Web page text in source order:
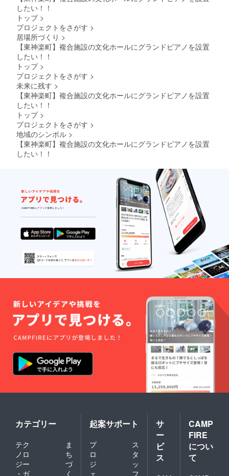
生のま
ありま
せん。
ます
が、ブ
く、と
ても柔
のが特
徴の一
つで
す。 ブ
ルーベ
リーが
まろや
かな甘
みと酸
味を持
つこと
に対
し、ハ
スカッ
に薄く
水分含
有量が
多いた
め、食
べた瞬
間に甘
みより
も鮮烈
いっぱ
す。そ
の為、
甘みの
強いバ
ニラア
イスな
どとよ
研がず
リット
です。
年デ
ビュー
一番多
く作ら
です。
粘りの
ある
「国宝
ロー
ズ」を
交配さ
せたお
米で、
「つ
や」
「粘
り」
「甘
バラン
スが抜
群。 冷
めても
おいし
さが長
持ち
し、弁
当、お
どにも
人気が
ありま
【品種
の特
徴】 外
観：粒
形が崩
れにく
く、つ
の正
体》 今
ポナッ
ツ」、
こちら
は「殻
ちゃの
種」の
ことな
ので
す。 北
海道和
寒町を
中心に
生産さ
れてお
り、
「スト
ライプ
ぺポ」
名称の
かぼ
ちゃ。
皮がス
トライ
プ模様
で、大
きく、
種には
いのが
特徴で
す。 栄
富で、
アーモ
ンドと
比較す
ると鉄
分は2.1
も肌ヌ
する前
に洗う
はその
必要が
【ゆめ
ぴり
か】
「ゆ
め」＋
「ピリ
カ」 遂
にたど
り着い
た、ほ
ど良い
粘りと
甘み。
そし
きあが
りの美
しさ。
その優
れた品
質か
ら、
「日本
一おい
を」と
いう北
海道民
イヌ語
で美し
いを意
味する
「ピリ
で食味
ら、粒
ピオカ
か層だ
てくれ
て、う
まみが
しっか
り残っ
た無洗
米に仕
上がり
ます。
【無洗
米につ
いて】
一般的
な白米
はいて
も肌ヌ
カが
残って
いるた
め炊飯
する前
に洗う
必要が
ありま
すが、
無洗米
ありま
せん。
米を洗
わずに
炊飯す
ること
で水と
したい！！
トップ >
プロジェクトをさがす >
居場所づくり >
【東神楽町】複合施設の文化ホールにグランドピアノを設置
したい！！
トップ >
プロジェクトをさがす >
未来に残す >
【東神楽町】複合施設の文化ホールにグランドピアノを設置
したい！！
トップ >
プロジェクトをさがす >
地域のシンボル >
【東神楽町】複合施設の文化ホールにグランドピアノを設置
したい！！
カテゴリー
テク
ノロ
ジー
・ガ
ま
ち
づ
く
起案サポート
プ
ロ
ジ
ェ
ス
タ
ッ
フ
サ
ー
ビ
ス
CAMP
FIRE
につい
て